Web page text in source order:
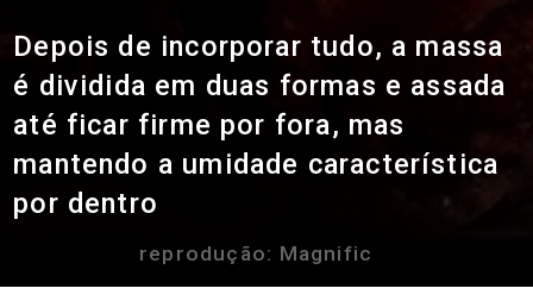
Depois de incorporar tudo, a massa
é dividida em duas formas e assada
até ficar firme por fora, mas
mantendo a umidade característica
por dentro
reprodução: Magnific